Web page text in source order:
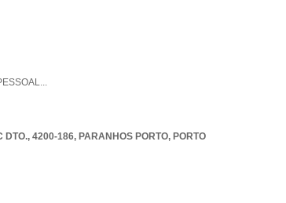
...
DTO., 4200-186, PARANHOS PORTO, PORTO